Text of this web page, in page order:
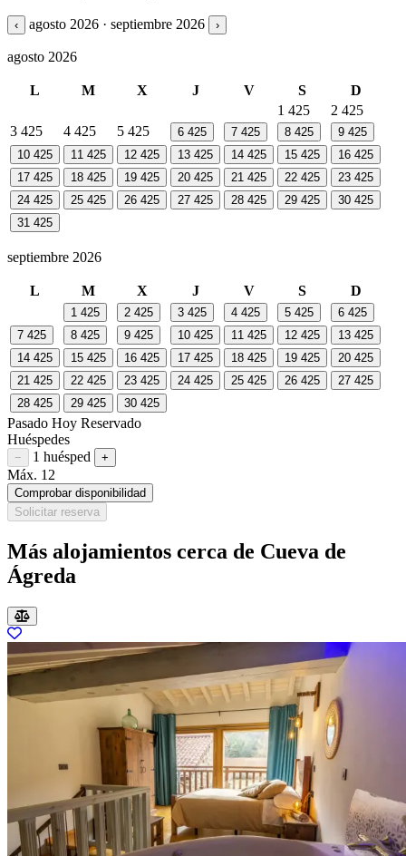
‹ agosto 2026 · septiembre 2026 ›
agosto 2026
L M X J V S
D
1 425 2 425
3 425 4 425 5 425 6 425 7 425 8 425 9 425
10 425 11 425 12 425 13 425 14 425 15 425 16 425
17 425 18 425 19 425 20 425 21 425 22 425 23 425
24 425 25 425 26 425 27 425 28 425 29 425 30 425
31 425
septiembre 2026
L M X J V S D
1 425 2 425 3 425 4 425 5 425 6 425
7 425 8 425 9 425 10 425 11 425 12 425 13 425
14 425 15 425 16 425 17 425 18 425 19 425 20 425
21 425 22 425 23 425 24 425 25 425 26 425 27 425
28 425 29 425 30 425
Pasado Hoy Reservado
Huéspedes
Restar huésped
− 1 huésped Sumar huésped
+
Máx. 12
Comprobar disponibilidad
Solicitar reserva
Más alojamientos cerca de Cueva de
Ágreda